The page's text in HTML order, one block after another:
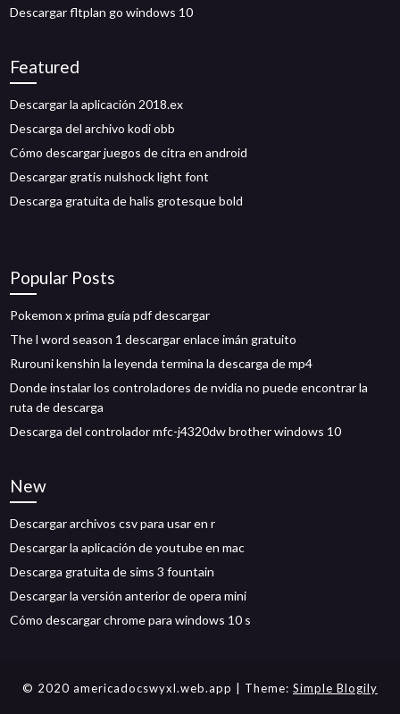
Descargar fltplan go windows 10
Featured
Descargar la aplicación 2018.ex
Descarga del archivo kodi obb
Cómo descargar juegos de citra en android
Descargar gratis nulshock light font
Descarga gratuita de halis grotesque bold
Popular Posts
Pokemon x prima guía pdf descargar
The l word season 1 descargar enlace imán gratuito
Rurouni kenshin la leyenda termina la descarga de mp4
Donde instalar los controladores de nvidia no puede encontrar la
ruta de descarga
Descarga del controlador mfc-j4320dw brother windows 10
New
Descargar archivos csv para usar en r
Descargar la aplicación de youtube en mac
Descarga gratuita de sims 3 fountain
Descargar la versión anterior de opera mini
Cómo descargar chrome para windows 10 s
© 2020 americadocswyxl.web.app | Theme: Simple Blogily